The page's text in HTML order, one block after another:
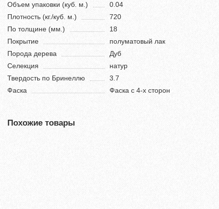
Объем упаковки (куб. м.)
0.04
Плотность (кг./куб. м.)
720
По толщине (мм.)
18
Покрытие
полуматовый лак
Порода дерева
Дуб
Селекция
натур
Твердость по Бринеллю
3.7
Фаска
Фаска с 4-х сторон
Похожие товары